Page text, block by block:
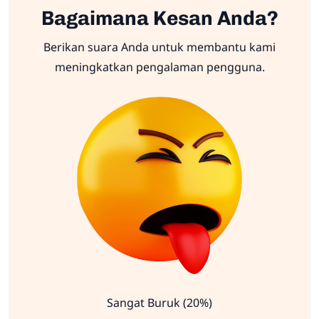
Bagaimana Kesan Anda?
Berikan suara Anda untuk membantu kami
meningkatkan pengalaman pengguna.
Sangat Buruk (20%)